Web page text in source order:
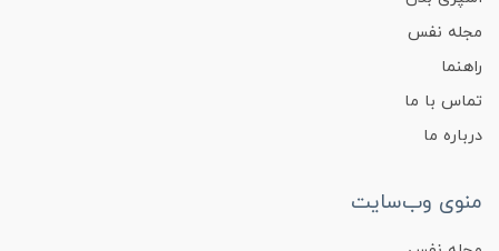
مجله نفس
راهنما
تماس با ما
درباره ما
منوی وب‌سایت